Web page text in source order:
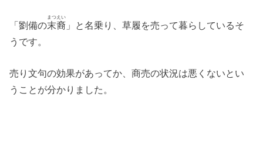
「劉備の末裔
まつえい
」と名乗り、草履を売って暮らしているそ
うです。
売り文句の効果があってか、商売の状況は悪くないとい
うことが分かりました。